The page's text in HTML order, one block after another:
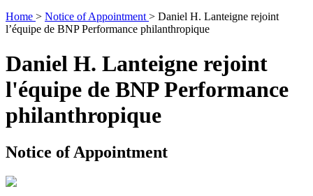
Home > Notice of Appointment > Daniel H. Lanteigne rejoint
l’équipe de BNP Performance philanthropique
Daniel H. Lanteigne rejoint
l'équipe de BNP Performance
philanthropique
Notice of Appointment